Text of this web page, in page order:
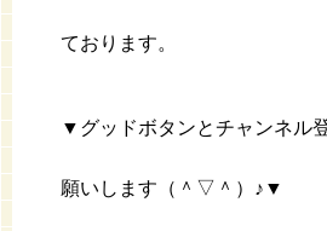
ております。
▼グッドボタンとチャンネル
願いします（＾▽＾）♪▼